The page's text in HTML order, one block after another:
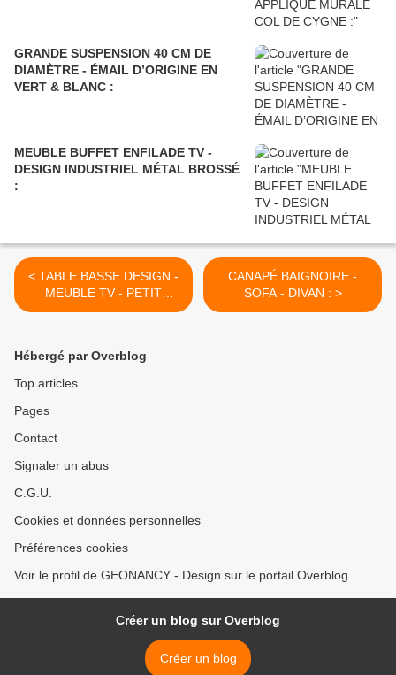
GRANDE SUSPENSION 40 CM DE
DIAMÈTRE - ÉMAIL D’ORIGINE EN
VERT & BLANC :
MEUBLE BUFFET ENFILADE TV -
DESIGN INDUSTRIEL MÉTAL BROSSÉ
:
< TABLE BASSE DESIGN -
MEUBLE TV - PETIT
BUFFET :
CANAPÉ BAIGNOIRE -
SOFA - DIVAN : >
Hébergé par Overblog
Top articles
Pages
Contact
Signaler un abus
C.G.U.
Cookies et données personnelles
Préférences cookies
Voir le profil de GEONANCY - Design sur le portail Overblog
Créer un blog sur Overblog
Créer un blog